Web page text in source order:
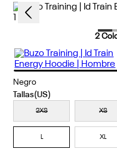
2
Negro
2XS XS
L XL